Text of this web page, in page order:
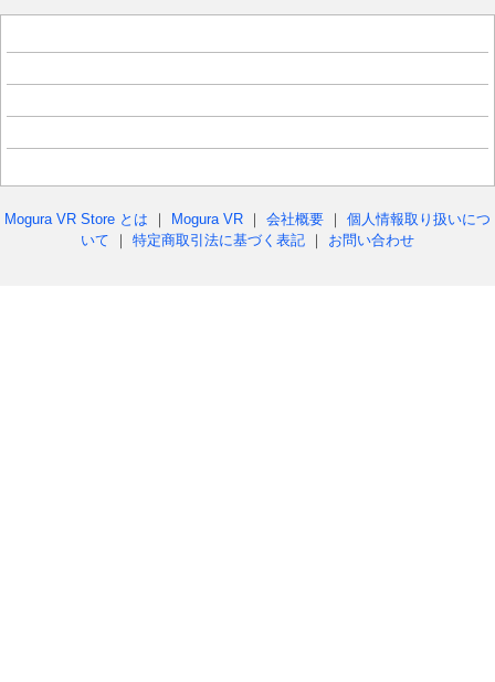
Mogura VR Store とは ｜ Mogura VR ｜ 会社概要 ｜ 個人情報取り扱いにつ
いて ｜ 特定商取引法に基づく表記 ｜ お問い合わせ